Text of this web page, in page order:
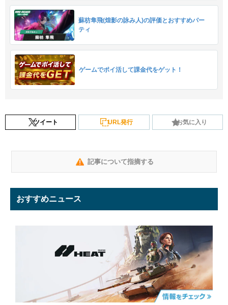
蘇枋隼飛(煌影の詠み人)の評価とおすすめパー
ティ
ゲームでポイ活して課金代をゲット！
ツイート URL発行 お気に入り
記事について指摘する
おすすめニュース